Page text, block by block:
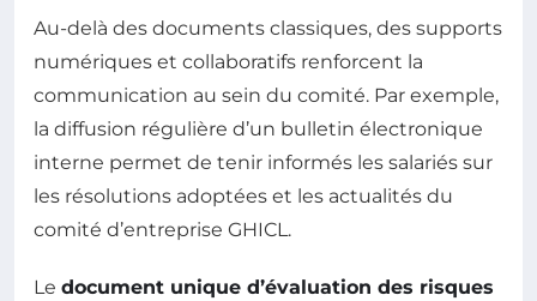
Au-delà des documents classiques, des supports
numériques et collaboratifs renforcent la
communication au sein du comité. Par exemple,
la diffusion régulière d’un bulletin électronique
interne permet de tenir informés les salariés sur
les résolutions adoptées et les actualités du
comité d’entreprise GHICL.
Le document unique d’évaluation des risques